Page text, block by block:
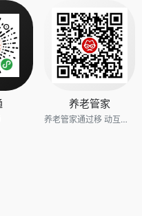
养老管家
养老管家通过移 动互联网老年教育平台（微信公众号、微网站、APP和小程序），采用OMO（ Online-Merge-Offline ）模式，为社区 单位、养老机构、老年大学、老年文旅等为老服务企业和老年人提供优质老年教育内容、平台和行业解决方案，打造 线上线下一体化的网络老年教育服务体系。